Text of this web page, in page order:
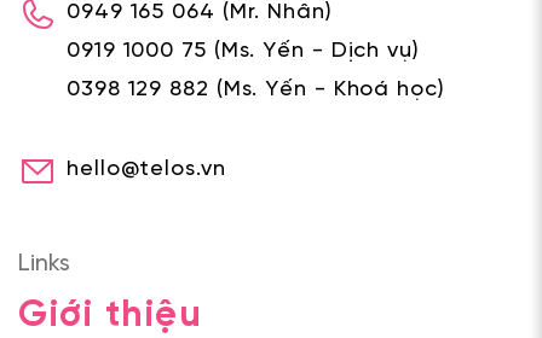
0949 165 064 (Mr. Nhân)
0919 1000 75 (Ms. Yến - Dịch vụ)
0398 129 882 (Ms. Yến - Khoá học)
hello@telos.vn
Links
Giới thiệu